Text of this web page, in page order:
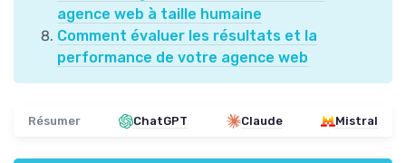
agence web à taille humaine
Comment évaluer les résultats et la
performance de votre agence web
Résumer ChatGPT Claude Mistral